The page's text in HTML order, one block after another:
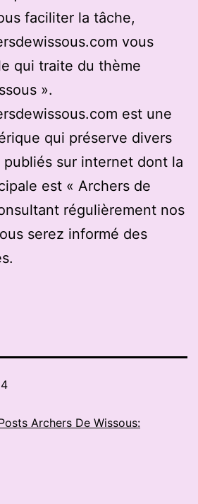
faciliter la tâche,
vous
qui traite du thème
».
est une
qui préserve divers
sur internet dont la
est « Archers de
régulièrement nos
serez informé des
Archers De Wissous: